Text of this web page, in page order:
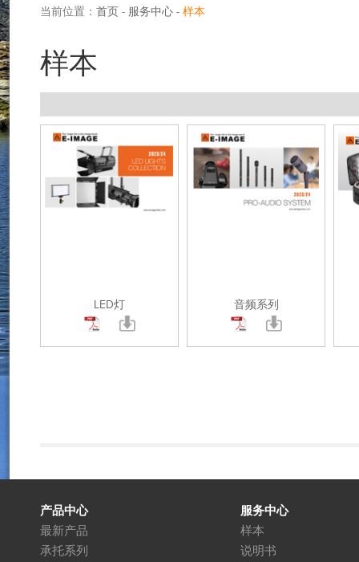
当前位置： 首页 - 服务中心 - 样本
样本
LED灯 音频系列
产品中心
最新产品
承托系列
服务中心
样本
说明书